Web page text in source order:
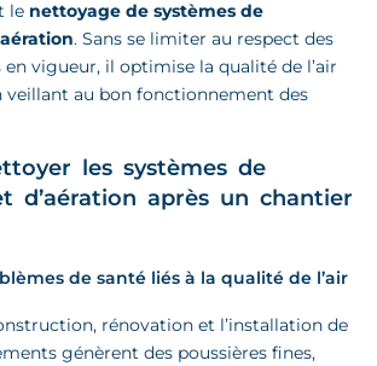
le nettoyage de systèmes de
. Sans se limiter au respect des
vigueur, il optimise la qualité de l’air
veillant au bon fonctionnement des
les systèmes de
d’aération après un chantier
de santé liés à la qualité de l’air
rénovation et l’installation de
génèrent des poussières fines,